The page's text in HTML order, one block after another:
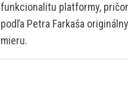
funkcionalitu platformy,
podľa Petra Farkaša
mieru.